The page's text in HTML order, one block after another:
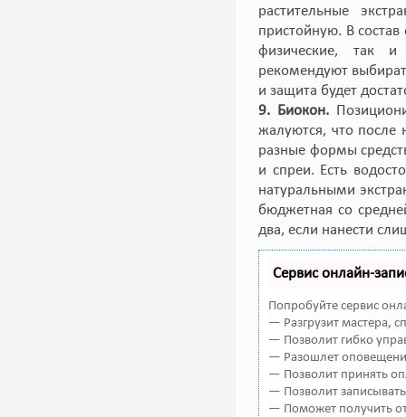
растительные
пристойную. В
физические, так и
рекомендуют
и защита будет
9. Биокон.
жалуются, что после
разные формы
и спреи. Есть
натуральными
бюджетная со
два, если нанести
Сервис онлайн-
Попробуйте сервис
— Разгрузит мастера,
— Позволит гибко
— Разошлет
— Позволит принять
— Позволит
— Поможет получить